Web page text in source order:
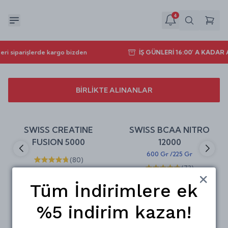
4
siparişlerde kargo bizden İŞ GÜNLERİ 16:00' A KADAR
BİRLİKTE ALINANLAR
indirim
SWISS CREATINE
FUSION 5000
(80)
indirim
SWISS BCAA NITRO
12000
600 Gr /225 Gr
(73)
₺ 899.00 ₺ 630.00
Tüm İndirimlere ek
%5 indirim kazan!